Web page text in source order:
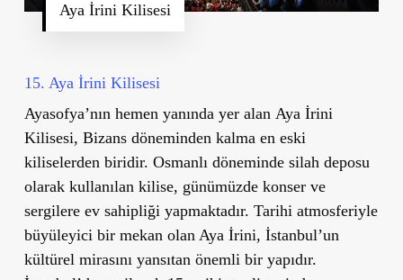
Aya İrini Kilisesi
15. Aya İrini Kilisesi
Ayasofya’nın hemen yanında yer alan Aya İrini
Kilisesi, Bizans döneminden kalma en eski
kiliselerden biridir. Osmanlı döneminde silah deposu
olarak kullanılan kilise, günümüzde konser ve
sergilere ev sahipliği yapmaktadır. Tarihi atmosferiyle
büyüleyici bir mekan olan Aya İrini, İstanbul’un
kültürel mirasını yansıtan önemli bir yapıdır.